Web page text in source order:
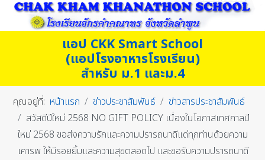
แอป CKK Smart School
(แอปโรงอาหารโรงเรียน)
สำหรับ ม.1 และม.4
คุณอยู่ที่: หน้าแรก ข่าวประชาสัมพันธ์
ข่าวสารประชาสัมพันธ์
สวัสดีปีใหม่ 2568 NO GIFT POLICY เนื่องในโอกาสเทศกาลปี
ใหม่ 2568 ขอส่งความรักและความปรารถนาดีแด่ทุกท่านด้วยความ
เคารพ ให้มีรอยยิ้มและความสุขตลอดไป และขอรับความปรารถนาดี